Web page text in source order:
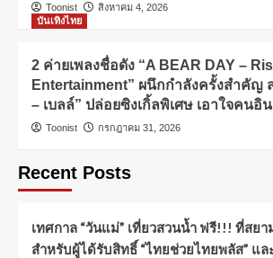
Toonist
สิงหาคม 4, 2026
บันเทิงไทย
2 ค่ายเพลงชื่อดัง “A BEAR DAY –
Entertainment” ผนึกกำลังครั้งสำคัญ
– เบลล์” ปล่อยซิงเกิ้ลพิเศษ เอาใจคนอิน
Toonist กรกฎาคม 31, 2026
Recent Posts
เทศกาล “วันแม่” เที่ยวสวนน้ำ ฟรี!!! ที่สยา
สำหรับผู้ได้รับสิทธิ์ “ไทยช่วยไทยพลัส” แล